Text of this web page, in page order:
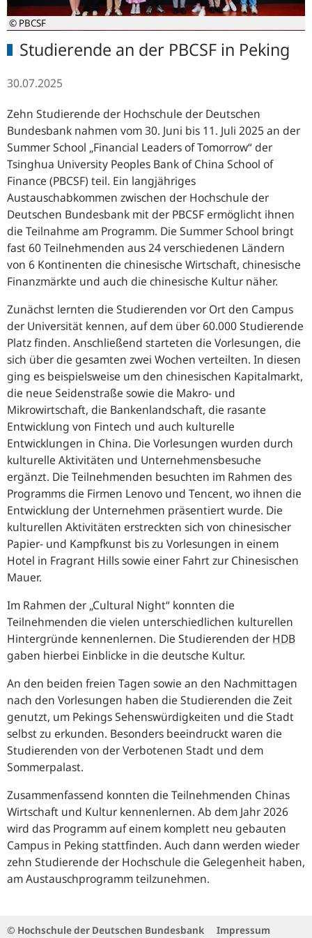
© PBCSF
Studierende an der PBCSF in Peking
30.07.2025
Zehn Studierende der Hochschule der Deutschen
Bundesbank nahmen vom 30. Juni bis 11. Juli 2025 an der
Summer School „Financial Leaders of Tomorrow“ der
Tsinghua University Peoples Bank of China School of
Finance (PBCSF) teil. Ein langjähriges
Austauschabkommen zwischen der Hochschule der
Deutschen Bundesbank mit der PBCSF ermöglicht ihnen
die Teilnahme am Programm. Die Summer School bringt
fast 60 Teilnehmenden aus 24 verschiedenen Ländern
von 6 Kontinenten die chinesische Wirtschaft, chinesische
Finanzmärkte und auch die chinesische Kultur näher.
Zunächst lernten die Studierenden vor Ort den Campus
der Universität kennen, auf dem über 60.000 Studierende
Platz finden. Anschließend starteten die Vorlesungen, die
sich über die gesamten zwei Wochen verteilten. In diesen
ging es beispielsweise um den chinesischen Kapitalmarkt,
die neue Seidenstraße sowie die Makro- und
Mikrowirtschaft, die Bankenlandschaft, die rasante
Entwicklung von Fintech und auch kulturelle
Entwicklungen in China. Die Vorlesungen wurden durch
kulturelle Aktivitäten und Unternehmensbesuche
ergänzt. Die Teilnehmenden besuchten im Rahmen des
Programms die Firmen Lenovo und Tencent, wo ihnen die
Entwicklung der Unternehmen präsentiert wurde. Die
kulturellen Aktivitäten erstreckten sich von chinesischer
Papier- und Kampfkunst bis zu Vorlesungen in einem
Hotel in Fragrant Hillssowie einer Fahrt zur Chinesischen
Mauer.
Im Rahmen der „Cultural Night“ konnten die
Teilnehmenden die vielen unterschiedlichen kulturellen
Hintergründe kennenlernen. Die Studierenden der HDB
gaben hierbei Einblicke in die deutsche Kultur.
An den beiden freien Tagen sowie an den Nachmittagen
nach den Vorlesungen haben die Studierenden die Zeit
genutzt, um Pekings Sehenswürdigkeiten und die Stadt
selbst zu erkunden. Besonders beeindruckt waren die
Studierenden von der Verbotenen Stadt und dem
Sommerpalast.
Zusammenfassend konnten die Teilnehmenden Chinas
Wirtschaft und Kultur kennenlernen. Ab dem Jahr 2026
wird das Programm auf einem komplett neu gebauten
Campus in Peking stattfinden. Auch dann werden wieder
zehn Studierende der Hochschule die Gelegenheit haben,
am Austauschprogramm teilzunehmen.
© Hochschule der Deutschen Bundesbank Impressum